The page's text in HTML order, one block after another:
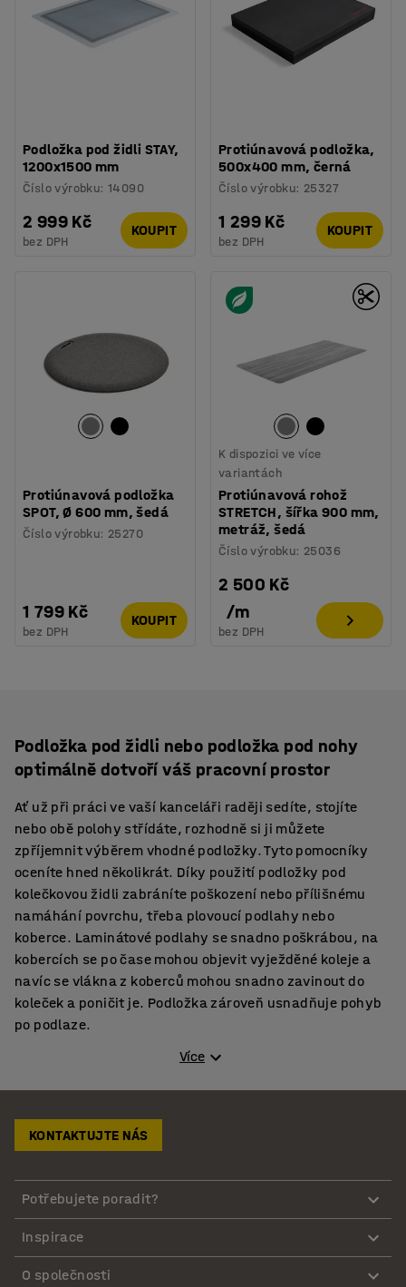
Podložka pod židli STAY,
1200x1500 mm
Číslo výrobku:14090
2 999 Kč
bez DPH
KOUPIT
Protiúnavová podložka,
500x400 mm, černá
Číslo výrobku: 25327
1 299 Kč
bez DPH
KOUPIT
Protiúnavová podložka
SPOT, Ø 600 mm, šedá
Číslo výrobku: 25270
1 799 Kč
bez DPH
KOUPIT
K dispozici ve více
variantách
Protiúnavová rohož
STRETCH, šířka 900 mm,
metráž, šedá
Číslo výrobku: 25036
2 500 Kč
/m
bez DPH
Podložka pod židli nebo podložka pod nohy
optimálně dotvoří váš pracovní prostor
Ať už při práci ve vaší kanceláři raději sedíte, stojíte
nebo obě polohy střídáte, rozhodně si ji můžete
zpříjemnit výběrem vhodné podložky. Tyto pomocníky
oceníte hned několikrát. Díky použití podložky pod
kolečkovou židli zabráníte poškození nebo přílišnému
namáhání povrchu, třeba plovoucí podlahy nebo
koberce. Laminátové podlahy se snadno poškrábou, na
kobercích se po čase mohou objevit vyježděné koleje a
navíc se vlákna z koberců mohou snadno zavinout do
koleček a poničit je. Podložka zároveň usnadňuje pohyb
po podlaze.
Podložka pro práci vestoje
Podložky na stání se od těch na sezení liší nejen
trochu odlišná, jelikož mají především ulevit vašemu
chodidlům a jejich dobře vyvážená měkkost stimuluje
krevní oběh, díky čemuž se snižuje únava. Podložky mají
zkosenou hranu, která společně s neklouzavou spodní
stranou snižuje riziko zakopnutí.
Více
KONTAKTUJTE NÁS
Potřebujete poradit?
Inspirace
O společnosti